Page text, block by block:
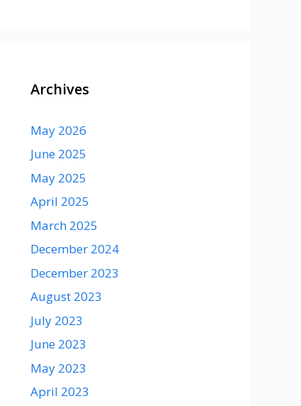
Archives
May 2026
June 2025
May 2025
April 2025
March 2025
December 2024
December 2023
August 2023
July 2023
June 2023
May 2023
April 2023